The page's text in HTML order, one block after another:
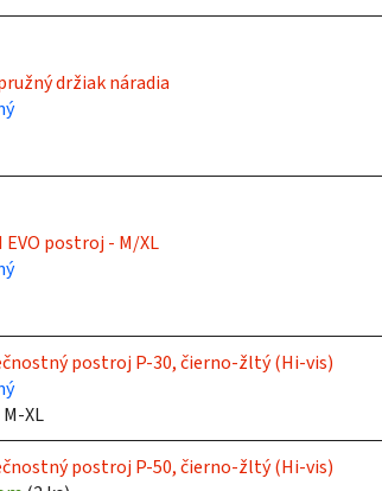
držiak náradia
EVO postroj - M/XL
postroj P-30, čierno-žltý (Hi-vis)
M-XL
postroj P-50, čierno-žltý (Hi-vis)